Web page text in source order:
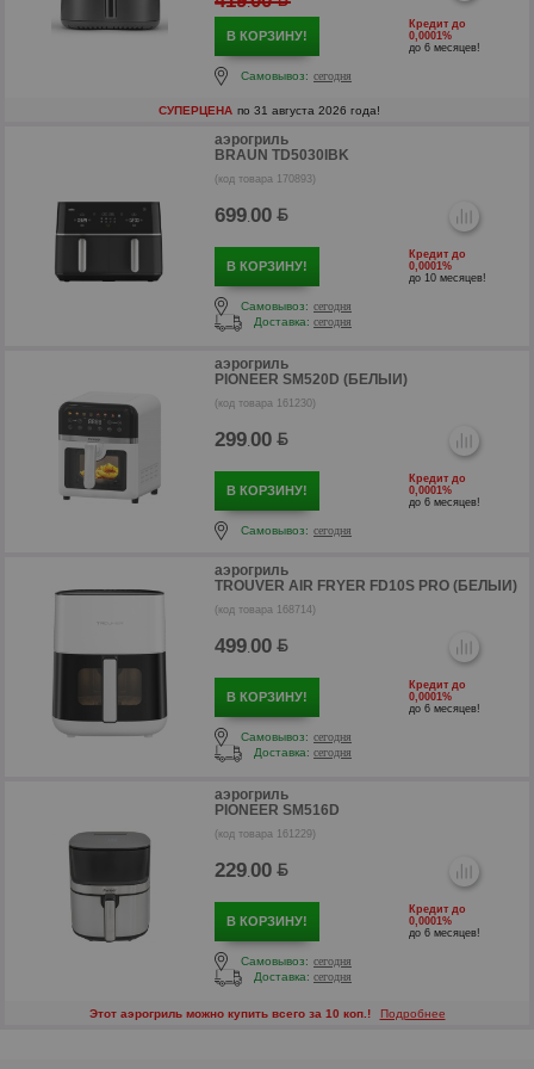
В КОРЗИНУ!
Кредит до
0,0001%
до 6 месяцев!
Самовывоз: сегодня
СУПЕРЦЕНА по 31 августа 2026 года!
аэрогриль
BRAUN TD5030IBK
(код товара 170893)
699.00
В КОРЗИНУ!
Кредит до
0,0001%
до 10 месяцев!
Самовывоз: сегодня
Доставка: сегодня
аэрогриль
PIONEER SM520D (БЕЛЫЙ)
(код товара 161230)
299.00
В КОРЗИНУ!
Кредит до
0,0001%
до 6 месяцев!
Самовывоз: сегодня
аэрогриль
TROUVER AIR FRYER FD10S PRO (БЕЛЫЙ)
(код товара 168714)
499.00
В КОРЗИНУ!
Кредит до
0,0001%
до 6 месяцев!
Самовывоз: сегодня
Доставка: сегодня
аэрогриль
PIONEER SM516D
(код товара 161229)
229.00
В КОРЗИНУ!
Кредит до
0,0001%
до 6 месяцев!
Самовывоз: сегодня
Доставка: сегодня
Этот аэрогриль можно купить всего за 10 коп.! Подробнее